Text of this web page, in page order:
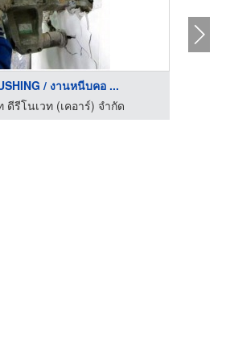
/ งานหนีบคอ ...
ดีรีโนเวท (เคอาร์) จำกัด